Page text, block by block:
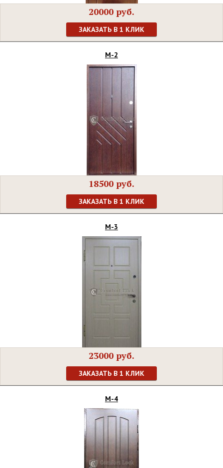
20000 руб.
ЗАКАЗАТЬ В 1 КЛИК
М-2
18500 руб.
ЗАКАЗАТЬ В 1 КЛИК
М-3
23000 руб.
ЗАКАЗАТЬ В 1 КЛИК
М-4